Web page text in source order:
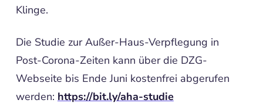
Klinge.
Die Studie zur Außer-Haus-Verpflegung in
Post-Corona-Zeiten kann über die DZG-
Webseite bis Ende Juni kostenfrei abgerufen
werden: https://bit.ly/aha-studie